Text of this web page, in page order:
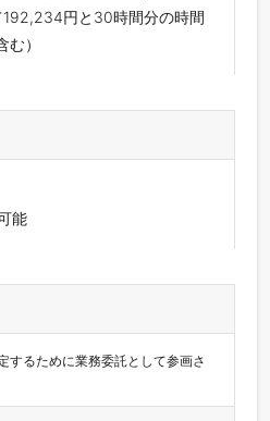
円と30時間分の時間
）
能
するために業務委託として参画さ